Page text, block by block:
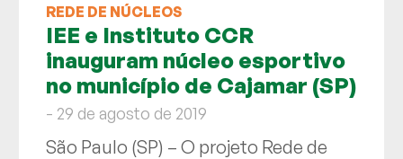
REDE DE NÚCLEOS
IEE e Instituto CCR
inauguram núcleo esportivo
no município de Cajamar (SP)
- 29 de agosto de 2019
São Paulo (SP) – O projeto Rede de